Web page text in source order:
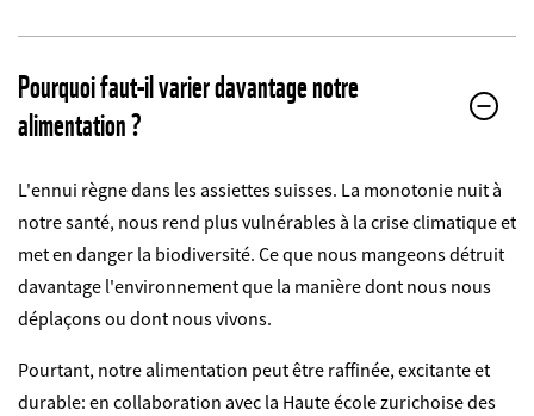
Pourquoi faut-il varier davantage notre
alimentation ?
L'ennui règne dans les assiettes suisses. La monotonie nuit à
notre santé, nous rend plus vulnérables à la crise climatique et
met en danger la biodiversité. Ce que nous mangeons détruit
davantage l'environnement que la manière dont nous nous
déplaçons ou dont nous vivons.
Pourtant, notre alimentation peut être raffinée, excitante et
durable: en collaboration avec la Haute école zurichoise des